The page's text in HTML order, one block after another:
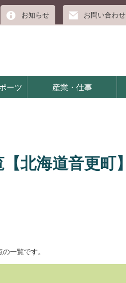
お知らせ お問い合わせ
ーツ 産業・仕事
北海道音更町】
一覧です。